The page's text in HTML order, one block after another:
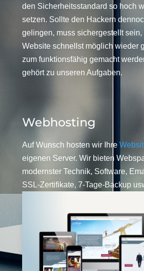
den Sicherheitsstandard so hoch
setzen. Sollte den Hackern
gelingen, muss sichergestellt sein,
Website schnellst möglich wieder
zum funktionsfähig gemacht
gehört zu unseren Aufgaben.
Webhosting
Auf Wunsch hosten wir Ihre
eigenen Server. Wir bieten
modernster Technik, Software,
SSL-Zertifikate, 7-Tage-Backup